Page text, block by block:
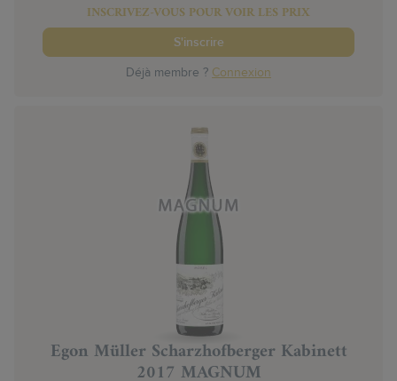
INSCRIVEZ-VOUS POUR VOIR LES PRIX
S'inscrire
Déjà membre ? Connexion
Egon Müller Scharzhofberger Kabinett
2017 MAGNUM